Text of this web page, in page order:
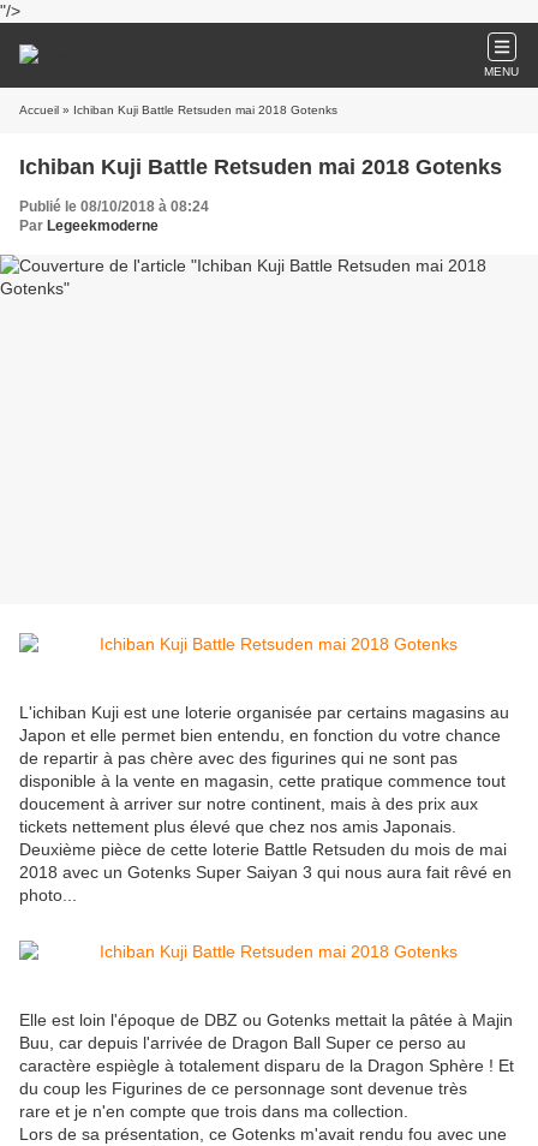
"/>
MENU
Accueil » Ichiban Kuji Battle Retsuden mai 2018 Gotenks
Ichiban Kuji Battle Retsuden mai 2018 Gotenks
Publié le 08/10/2018 à 08:24
Par Legeekmoderne
L'ichiban Kuji est une loterie organisée par certains magasins au
Japon et elle permet bien entendu, en fonction du votre chance
de repartir à pas chère avec des figurines qui ne sont pas
disponible à la vente en magasin, cette pratique commence tout
doucement à arriver sur notre continent, mais à des prix aux
tickets nettement plus élevé que chez nos amis Japonais.
Deuxième pièce de cette loterie Battle Retsuden du mois de mai
2018 avec un Gotenks Super Saiyan 3 qui nous aura fait rêvé en
photo...
Elle est loin l'époque de DBZ ou Gotenks mettait la pâtée à Majin
Buu, car depuis l'arrivée de Dragon Ball Super ce perso au
caractère espiègle à totalement disparu de la Dragon Sphère ! Et
du coup les Figurines de ce personnage sont devenue très
rare et je n'en compte que trois dans ma collection.
Lors de sa présentation, ce Gotenks m'avait rendu fou avec une